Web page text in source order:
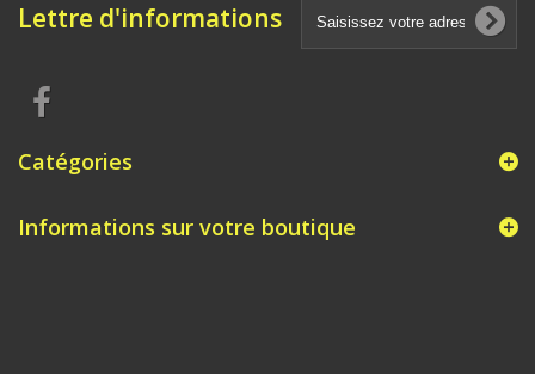
Lettre d'informations
Catégories
Informations sur votre boutique